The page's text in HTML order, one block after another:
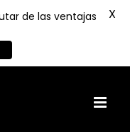
de las ventajas
X